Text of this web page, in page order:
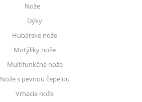
Nože
Dýky
Hubárske nože
Motýliky nože
Multifunkčné nože
Nože s pevnou čepeľou
Vrhacie nože